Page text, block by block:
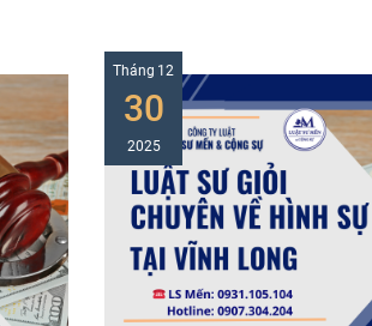
Tháng 12
30
2025